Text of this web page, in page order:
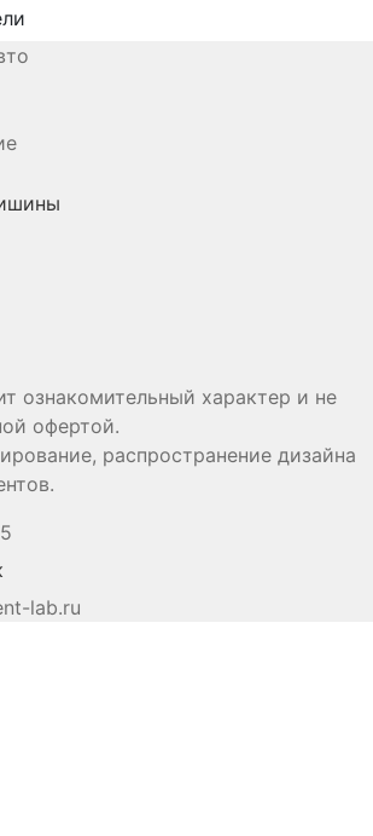
ознакомительный характер и не
офертой.
распространение дизайна
lab.ru